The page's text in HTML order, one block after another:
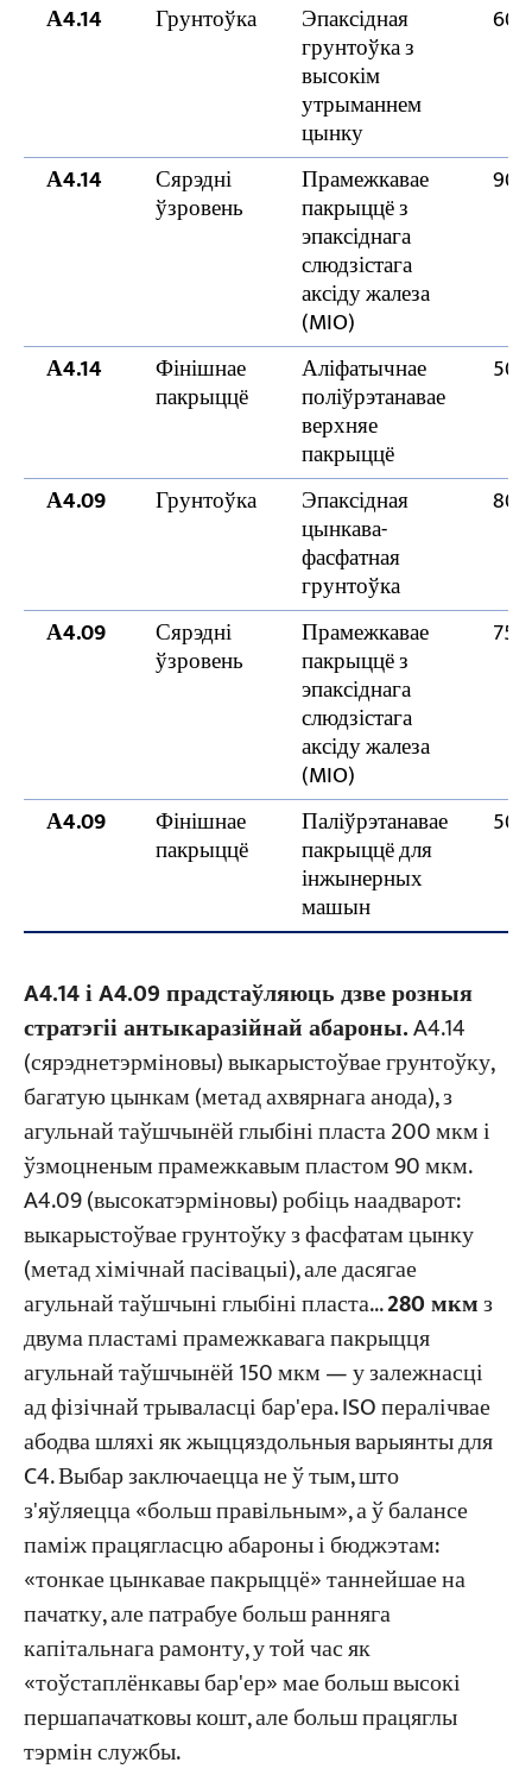
А4.14 Грунтоўка Эпаксідная
грунтоўка з
высокім
утрыманнем
цынку
60
А4.14 Сярэдні
ўзровень
Прамежкавае
пакрыццё з
эпаксіднага
слюдзістага
аксіду жалеза
(MIO)
90
А4.14 Фінішнае
пакрыццё
Аліфатычнае
поліўрэтанавае
верхняе
пакрыццё
50
А4.09 Грунтоўка Эпаксідная
цынкава-
фасфатная
грунтоўка
80
А4.09 Сярэдні
ўзровень
Прамежкавае
пакрыццё з
эпаксіднага
слюдзістага
аксіду жалеза
(MIO)
75
А4.09 Фінішнае
пакрыццё
Паліўрэтанавае
пакрыццё для
інжынерных
машын
50
A4.14 і A4.09 прадстаўляюць дзве розныя
стратэгіі антыкаразійнай абароны.A4.14
(сярэднетэрміновы) выкарыстоўвае грунтоўку,
багатую цынкам (метад ахвярнага анода), з
агульнай таўшчынёй глыбіні пласта 200 мкм і
ўзмоцненым прамежкавым пластом 90 мкм.
A4.09 (высокатэрміновы) робіць наадварот:
выкарыстоўвае грунтоўку з фасфатам цынку
(метад хімічнай пасівацыі), але дасягае
агульнай таўшчыні глыбіні пласта...280 мкмз
двума пластамі прамежкавага пакрыцця
агульнай таўшчынёй 150 мкм — у залежнасці
ад фізічнай трываласці бар'ера. ISO пералічвае
абодва шляхі як жыццяздольныя варыянты для
C4. Выбар заключаецца не ў тым, што
з'яўляецца «больш правільным», а ў балансе
паміж працягласцю абароны і бюджэтам:
«тонкае цынкавае пакрыццё» таннейшае на
пачатку, але патрабуе больш ранняга
капітальнага рамонту, у той час як
«тоўстаплёнкавы бар'ер» мае больш высокі
першапачатковы кошт, але больш працяглы
тэрмін службы.